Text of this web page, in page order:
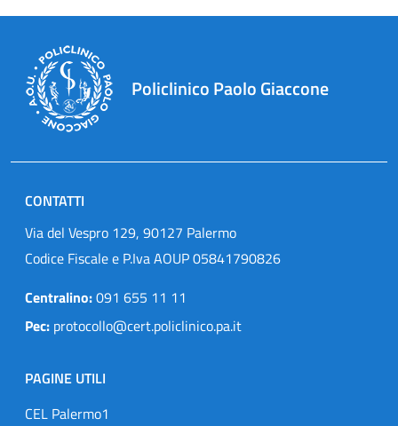
Policlinico Paolo Giaccone
CONTATTI
Via del Vespro 129, 90127 Palermo
Codice Fiscale e P.Iva AOUP 05841790826
Centralino:091 655 11 11
Pec: protocollo@cert.policlinico.pa.it
PAGINE UTILI
CEL Palermo1